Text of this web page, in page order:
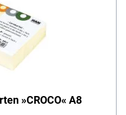
»CROCO« A8